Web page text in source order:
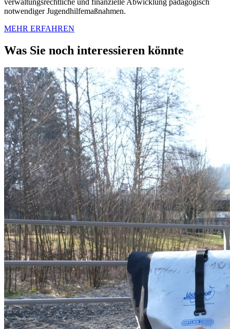
notwendiger Jugendhilfemaßnahmen.
MEHR ERFAHREN
Was Sie noch interessieren könnte